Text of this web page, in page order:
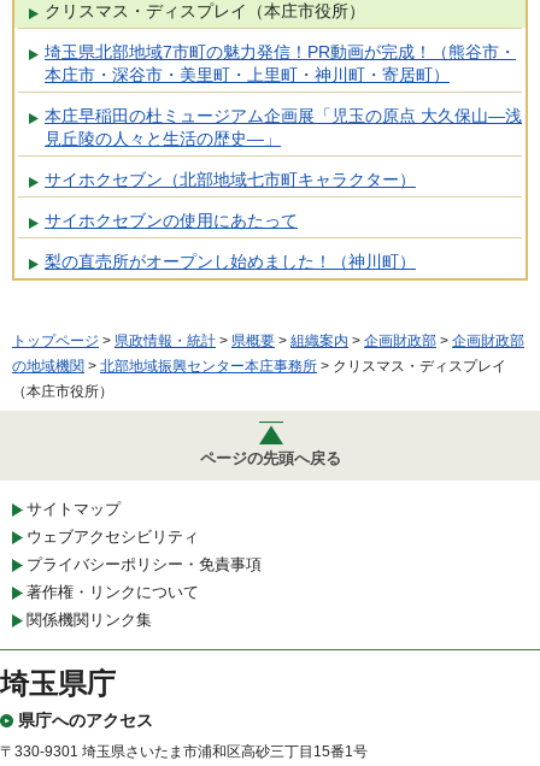
クリスマス・ディスプレイ（本庄市役所）
埼玉県北部地域7市町の魅力発信！PR動画が完成！（熊谷市・
本庄市・深谷市・美里町・上里町・神川町・寄居町）
本庄早稲田の杜ミュージアム企画展「児玉の原点 大久保山―浅
見丘陵の人々と生活の歴史―」
サイホクセブン（北部地域七市町キャラクター）
サイホクセブンの使用にあたって
梨の直売所がオープンし始めました！（神川町）
トップページ > 県政情報・統計 > 県概要 > 組織案内 > 企画財政部 > 企画財政部
の地域機関 > 北部地域振興センター本庄事務所 > クリスマス・ディスプレイ
（本庄市役所）
ページの先頭へ戻る
サイトマップ
ウェブアクセシビリティ
プライバシーポリシー・免責事項
著作権・リンクについて
関係機関リンク集
埼玉県庁
県庁へのアクセス
〒330-9301 埼玉県さいたま市浦和区高砂三丁目15番1号